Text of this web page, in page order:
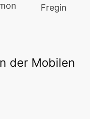
Fregin
der Mobilen